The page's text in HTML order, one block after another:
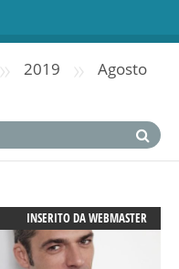
» 2019 » Agosto
INSERITO DAWEBMASTER